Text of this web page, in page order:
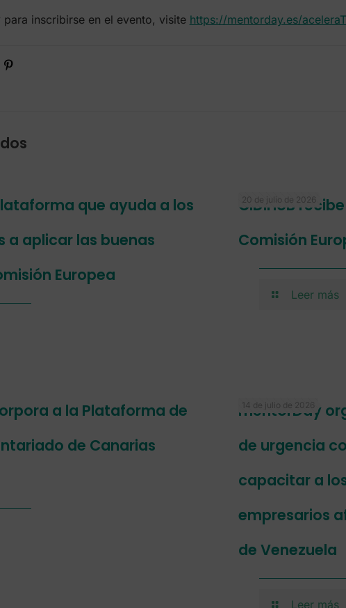
inscribirse en el evento, visite https://mentorday.es/
que ayuda a los
a aplicar las buenas
Europea
20 de julio de 2026
CIDIHUB
Comisión
Leer más
a la Plataforma de
de Canarias
14 de julio de 2026
mentorDay
de urgencia
capacitar a
empresarios
de Venezuela
Leer más